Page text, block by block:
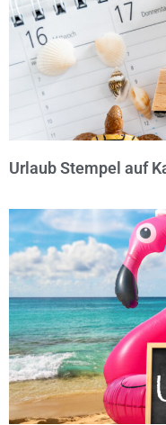
Urlaub Stempel auf